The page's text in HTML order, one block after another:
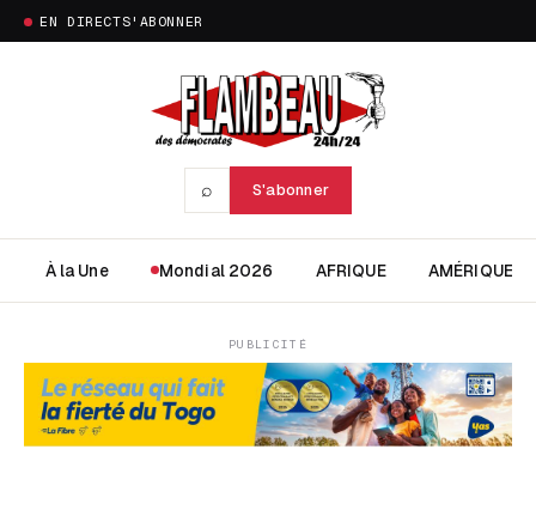
EN DIRECTS'ABONNER
⌕ S'abonner
À la Une Mondial 2026 AFRIQUE AMÉRIQUE
PUBLICITÉ